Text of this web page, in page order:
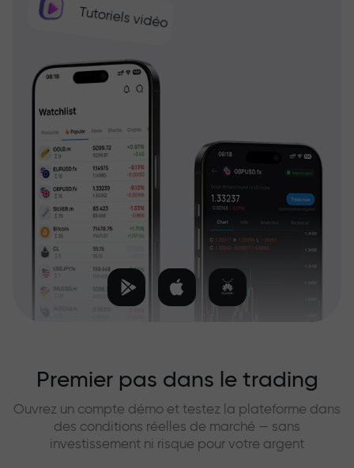
Tutoriels vidéo
Premier pas dans le trading
Ouvrez un compte démo et testez la plateforme dans
des conditions réelles de marché — sans
investissement ni risque pour votre argent